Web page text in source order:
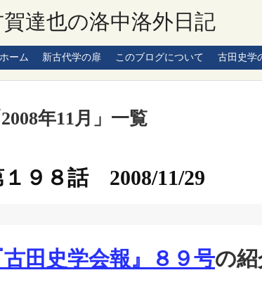
達也の洛中洛外日記
ーム 新古代学の扉 このブログについて 古田史学
2008年11月 」 一覧
１９８話 2008/11/29
古田史学会報』８９号の